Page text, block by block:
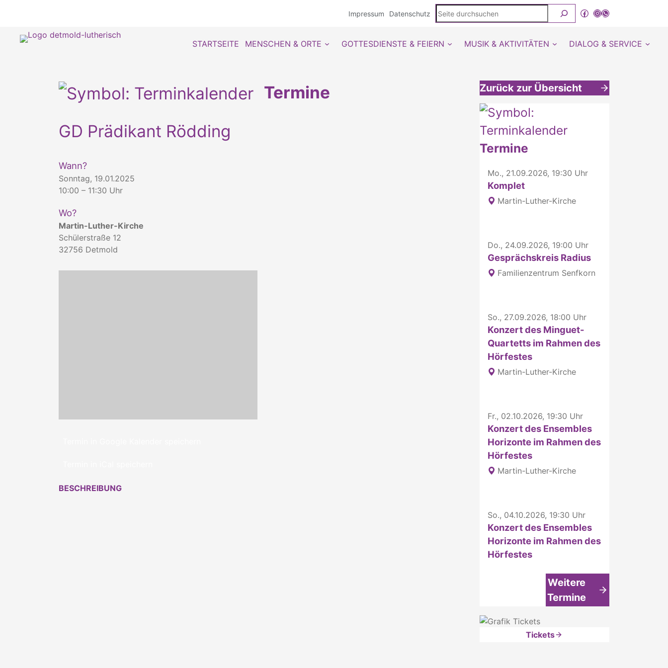
Impressum Datenschutz
Seite
durchsuchen
Facebook
Instagram
WhatsApp Kanal von detmold-lutherisch
STARTSEITE MENSCHEN & ORTE GOTTESDIENSTE & FEIERN MUSIK & AKTIVITÄTEN DIALOG & SERVICE
Termine
GD Prädikant Rödding
Wann?
Sonntag, 19.01.2025
10:00 – 11:30 Uhr
Wo?
Martin-Luther-Kirche
Schülerstraße 12
32756 Detmold
BESCHREIBUNG
Zurück zur Übersicht
Weitere interessante Inhalte
Termine
Mo., 21.09.2026, 19:30 Uhr
Komplet
Martin-Luther-Kirche
Do., 24.09.2026, 19:00 Uhr
Gesprächskreis Radius
Familienzentrum Senfkorn
So., 27.09.2026, 18:00 Uhr
Konzert des Minguet-
Quartetts im Rahmen des
Hörfestes
Martin-Luther-Kirche
Fr., 02.10.2026, 19:30 Uhr
Konzert des Ensembles
Horizonte im Rahmen des
Hörfestes
Martin-Luther-Kirche
So., 04.10.2026, 19:30 Uhr
Konzert des Ensembles
Horizonte im Rahmen des
Hörfestes
Weitere
Termine
Tickets